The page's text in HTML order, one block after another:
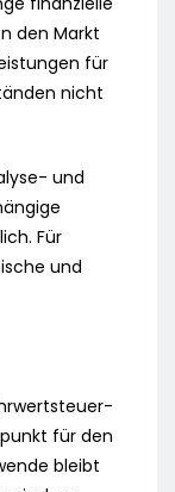
den Markt
für
nicht
und
Für
und
für den
bleibt